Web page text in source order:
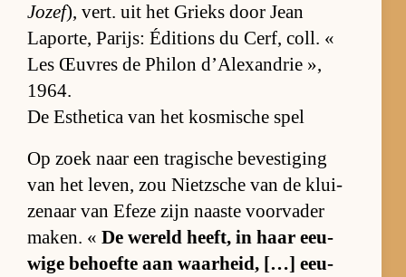
Jo­zef), vert. uit het Grieks door Jean
Lapor­te, Pa­rijs: Édi­ti­ons du Cerf, coll. «
Les Œu­vres de Phi­lon d’A­lexan­drie »,
1964.
De Esthetica van het kosmische spel
Op zoek naar een tra­gi­sche be­ves­ti­ging
van het le­ven, zou Nietz­sche van de klui­
ze­naar van Efeze zijn naaste voor­va­der
ma­ken. « De we­reld heeft, in haar eeu­
wige be­hoefte aan waar­heid, […] eeu­